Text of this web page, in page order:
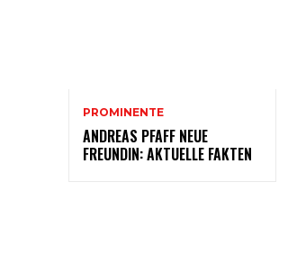
PROMINENTE
ANDREAS PFAFF NEUE
FREUNDIN: AKTUELLE FAKTEN